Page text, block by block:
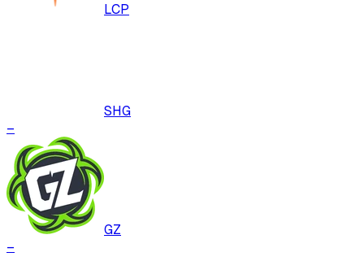
LCP
SHG
–
GZ
–